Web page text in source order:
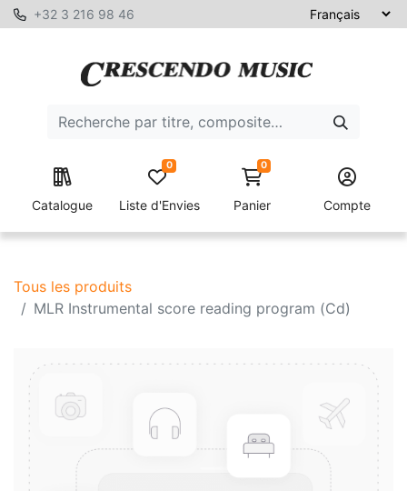
+32 3 216 98 46
Catalogue Liste d'Envies
0 0
Panier Compte
Tous les produits
MLR Instrumental score reading program (Cd)